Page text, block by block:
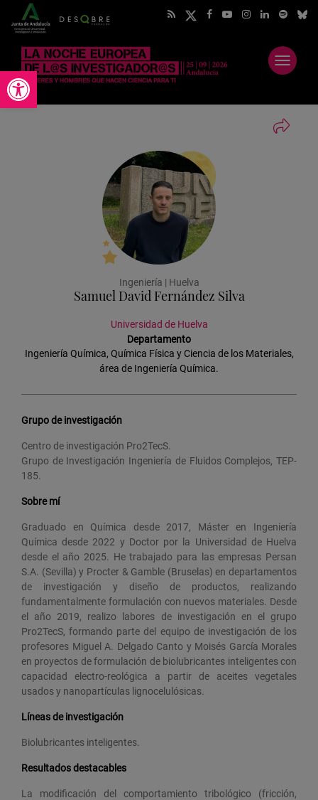
Abrir barra de herramientas
Abrir
menú
Ingeniería | Huelva
Samuel David Fernández Silva
Universidad de Huelva
Departamento
Ingeniería Química, Química Física y Ciencia de los Materiales,
área de Ingeniería Química.
Grupo de investigación
Centro de investigación Pro2TecS.
Grupo de Investigación Ingeniería de Fluidos Complejos, TEP-
185.
Sobre mí
Graduado en Química desde 2017, Máster en Ingeniería
Química desde 2022 y Doctor por la Universidad de Huelva
desde el año 2025. He trabajado para las empresas Persan
S.A. (Sevilla) y Procter & Gamble (Bruselas) en departamentos
de investigación y diseño de productos, realizando
fundamentalmente formulación con nuevos materiales. Desde
el año 2019, realizo labores de investigación en el grupo
Pro2TecS, formando parte del equipo de investigación de los
profesores Miguel A. Delgado Canto y Moisés García Morales
en proyectos de formulación de biolubricantes inteligentes con
capacidad electro-reológica a partir de aceites vegetales
usados y nanopartículas lignocelulósicas.
Líneas de investigación
Biolubricantes inteligentes.
Resultados destacables
La modificación del comportamiento tribológico (fricción,